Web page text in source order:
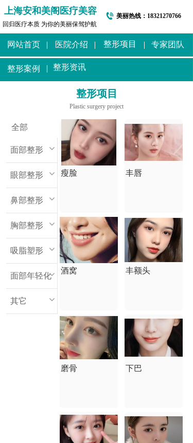
上海安和美阁医疗美容
回归医疗本质 为你的美丽保驾护航
美丽热线： 18321270766
网站首页 医院介绍 专家团队
整形项目
整形资讯
整形案例
整形项目
Plastic surgery project
全部
面部整形
眼部整形
鼻部整形
胸部整形
吸脂塑形
面部年轻化
其它
瘦脸 丰唇
酒窝 丰额头
磨骨 下巴